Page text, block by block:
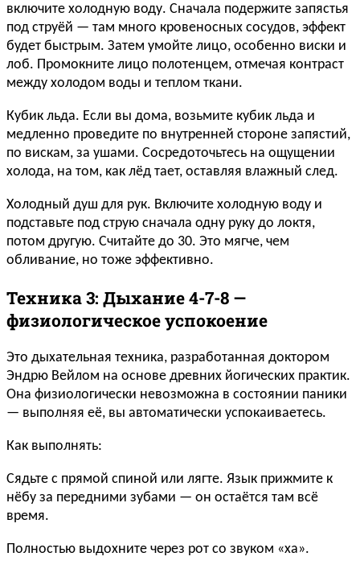
включите холодную воду. Сначала подержите запястья
под струёй — там много кровеносных сосудов, эффект
будет быстрым. Затем умойте лицо, особенно виски и
лоб. Промокните лицо полотенцем, отмечая контраст
между холодом воды и теплом ткани.
Кубик льда. Если вы дома, возьмите кубик льда и
медленно проведите по внутренней стороне запястий,
по вискам, за ушами. Сосредоточьтесь на ощущении
холода, на том, как лёд тает, оставляя влажный след.
Холодный душ для рук. Включите холодную воду и
подставьте под струю сначала одну руку до локтя,
потом другую. Считайте до 30. Это мягче, чем
обливание, но тоже эффективно.
Техника 3: Дыхание 4-7-8 —
физиологическое успокоение
Это дыхательная техника, разработанная доктором
Эндрю Вейлом на основе древних йогических практик.
Она физиологически невозможна в состоянии паники
— выполняя её, вы автоматически успокаиваетесь.
Как выполнять:
Сядьте с прямой спиной или лягте. Язык прижмите к
нёбу за передними зубами — он остаётся там всё
время.
Полностью выдохните через рот со звуком «ха».